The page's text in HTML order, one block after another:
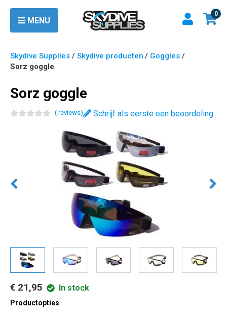
MENU
0
Skydive Supplies / Skydive producten / Goggles /
Sorz goggle
Sorz goggle
( reviews) Schrijf als eerste een beoordeling
€ 21,95 In stock
Productopties